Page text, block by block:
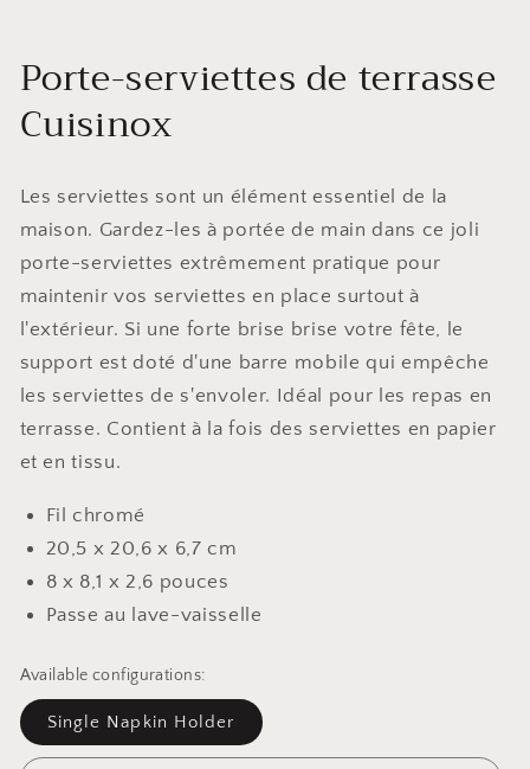
Porte-serviettes de terrasse
Cuisinox
Les serviettes sont un élément essentiel de la
maison. Gardez-les à portée de main dans ce joli
porte-serviettes extrêmement pratique pour
maintenir vos serviettes en place surtout à
l'extérieur. Si une forte brise brise votre fête, le
support est doté d'une barre mobile qui empêche
les serviettes de s'envoler. Idéal pour les repas en
terrasse. Contient à la fois des serviettes en papier
et en tissu.
Fil chromé
20,5 x 20,6 x 6,7 cm
8 x 8,1 x 2,6 pouces
Passe au lave-vaisselle
Available configurations:
Single Napkin Holder